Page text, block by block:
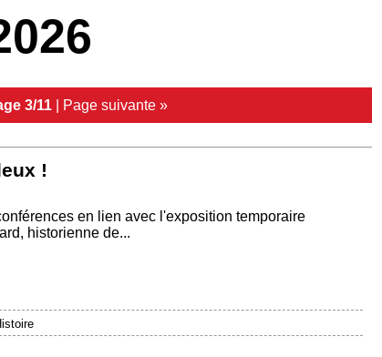
3/11| Page suivante »
!
en lien avec l'exposition temporaire
historienne de...